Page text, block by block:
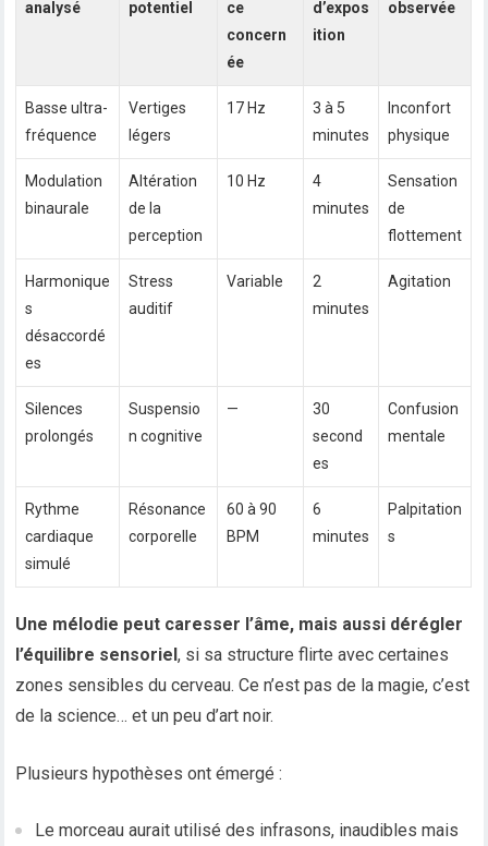
analysé
potentiel
ce
concern
ée
d’expos
ition
observée
Basse ultra-
fréquence
Vertiges
légers
17 Hz
3 à 5
minutes
Inconfort
physique
Modulation
binaurale
Altération
de la
perception
10 Hz
4
minutes
Sensation
de
flottement
Harmonique
s
désaccordé
es
Stress
auditif
Variable
2
minutes
Agitation
Silences
prolongés
Suspensio
n cognitive
—
30
second
es
Confusion
mentale
Rythme
cardiaque
simulé
Résonance
corporelle
60 à 90
BPM
6
minutes
Palpitation
s
Une mélodie peut caresser l’âme, mais aussi dérégler
l’équilibre sensoriel, si sa structure flirte avec certaines
zones sensibles du cerveau. Ce n’est pas de la magie, c’est
de la science… et un peu d’art noir.
Plusieurs hypothèses ont émergé :
Le morceau aurait utilisé des infrasons, inaudibles mais